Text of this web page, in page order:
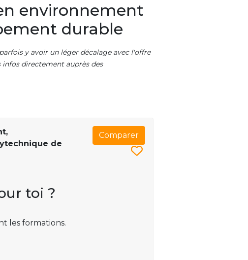
environnement
durable
y avoir un léger décalage avec l'offre
infos directement auprès des
de
Comparer
toi ?
les formations.